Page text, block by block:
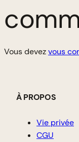
Vous devezvous
À PROPOS
Vie privée
CGU